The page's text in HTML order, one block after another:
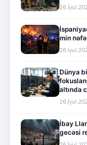
min
Dünya
altında
İbay
gecəsi